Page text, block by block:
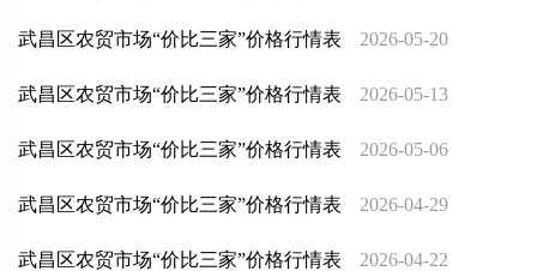
武昌区农贸市场“价比三家”价格行情表 2026-05-20
武昌区农贸市场“价比三家”价格行情表 2026-05-13
武昌区农贸市场“价比三家”价格行情表 2026-05-06
武昌区农贸市场“价比三家”价格行情表 2026-04-29
武昌区农贸市场“价比三家”价格行情表 2026-04-22